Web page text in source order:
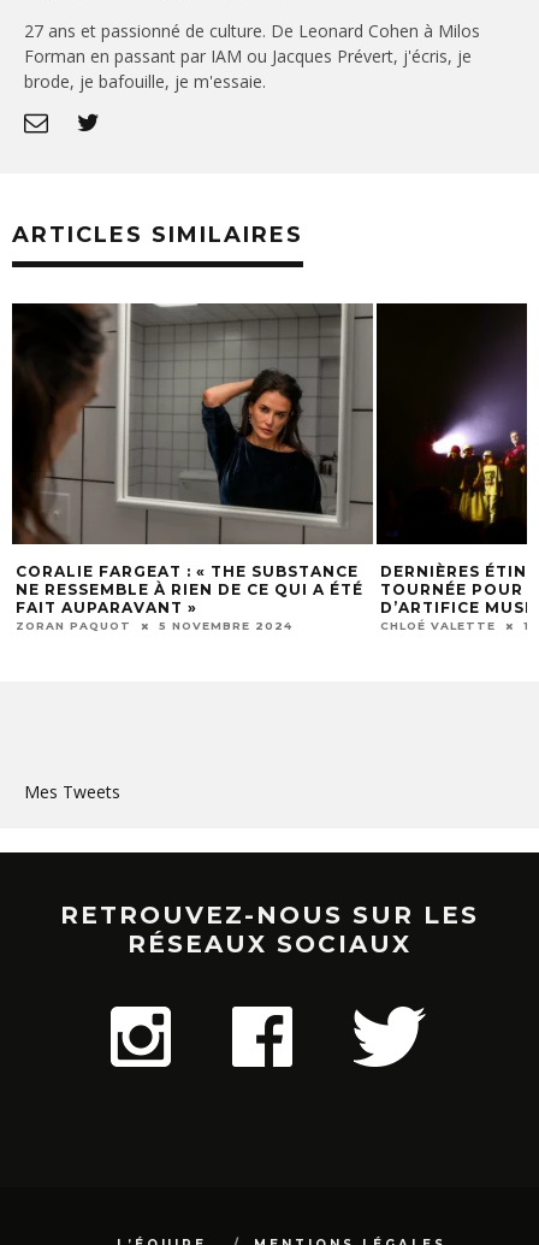
27 ans et passionné de culture. De Leonard Cohen à Milos
Forman en passant par IAM ou Jacques Prévert, j'écris, je
brode, je bafouille, je m'essaie.
ARTICLES SIMILAIRES
: « THE SUBSTANCE
DE CE QUI A ÉTÉ
»
2024
DERNIÈRES ÉTINCELLES D’UNE
TOURNÉE POUR VOYOU : UN FEU
D’ARTIFICE MUSICAL
CHLOÉ VALETTE 18 OCTOBRE 2024
Mes Tweets
RETROUVEZ-NOUS SUR LES
RÉSEAUX SOCIAUX